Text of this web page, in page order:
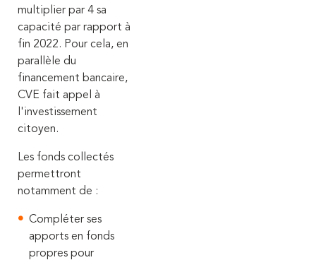
multiplier par 4 sa
capacité par rapport à
fin 2022. Pour cela, en
parallèle du
financement bancaire,
CVE fait appel à
l'investissement
citoyen.
Les fonds collectés
permettront
notamment de :
Compléter ses
apports en fonds
propres pour